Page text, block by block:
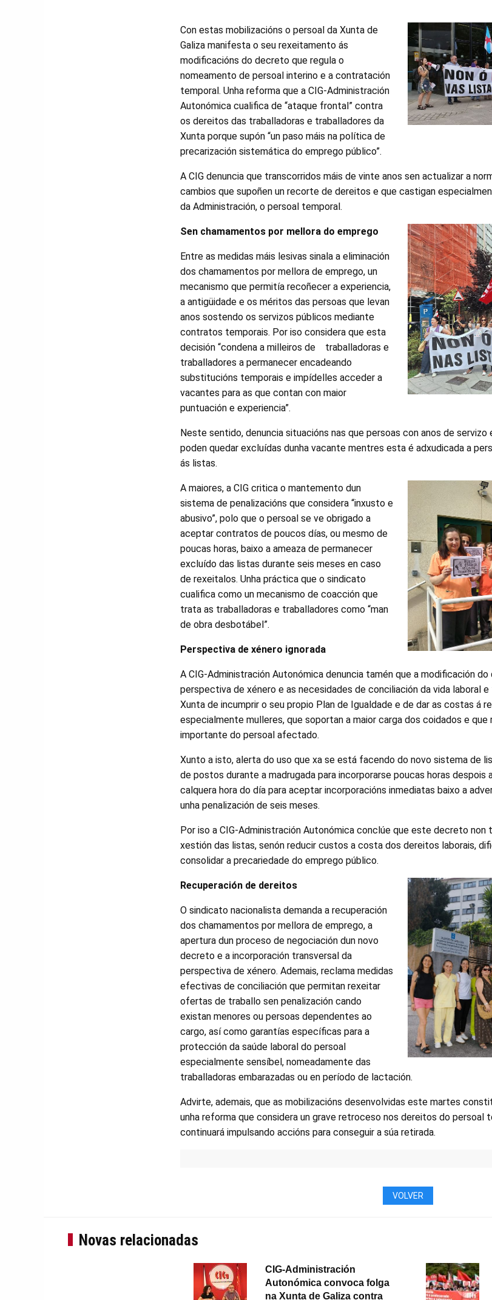
Con estas mobilizacións o persoal da Xunta de
Galiza manifesta o seu rexeitamento ás
modificacións do decreto que regula o
nomeamento de persoal interino e a contratación
temporal. Unha reforma que a CIG-Administración
Autonómica cualifica de “ataque frontal” contra
os dereitos das traballadoras e traballadores da
Xunta porque supón “un paso máis na política de
precarización sistemática do emprego público”.
A CIG denuncia que transcorridos máis de vinte anos sen actualizar a
cambios que supoñen un recorte de dereitos e que castigan
da Administración, o persoal temporal.
Sen chamamentos por mellora do emprego
Entre as medidas máis lesivas sinala a eliminación
dos chamamentos por mellora de emprego, un
mecanismo que permitía recoñecer a experiencia,
a antigüidade e os méritos das persoas que levan
anos sostendo os servizos públicos mediante
contratos temporais. Por iso considera que esta
decisión “condena a milleiros de traballadoras e
traballadores a permanecer encadeando
substitucións temporais e impídelles acceder a
vacantes para as que contan con maior
puntuación e experiencia”.
Neste sentido, denuncia situacións nas que persoas con anos de
poden quedar excluídas dunha vacante mentres esta é adxudicada a
ás listas.
A maiores, a CIG critica o mantemento dun
sistema de penalizacións que considera “inxusto e
abusivo”, polo que o persoal se ve obrigado a
aceptar contratos de poucos días, ou mesmo de
poucas horas, baixo a ameaza de permanecer
excluído das listas durante seis meses en caso
de rexeitalos. Unha práctica que o sindicato
cualifica como un mecanismo de coacción que
trata as traballadoras e traballadores como “man
de obra desbotábel”.
Perspectiva de xénero ignorada
A CIG-Administración Autonómica denuncia tamén que a modificación
perspectiva de xénero e as necesidades de conciliación da vida laboral
Xunta de incumprir o seu propio Plan de Igualdade e de dar as costas á
especialmente mulleres, que soportan a maior carga dos coidados e que
importante do persoal afectado.
Xunto a isto, alerta do uso que xa se está facendo do novo sistema de
de postos durante a madrugada para incorporarse poucas horas despois
calquera hora do día para aceptar incorporacións inmediatas baixo a
unha penalización de seis meses.
Por iso a CIG-Administración Autonómica conclúe que este decreto
xestión das listas, senón reducir custos a costa dos dereitos laborais,
consolidar a precariedade do emprego público.
Recuperación de dereitos
O sindicato nacionalista demanda a recuperación
dos chamamentos por mellora de emprego, a
apertura dun proceso de negociación dun novo
decreto e a incorporación transversal da
perspectiva de xénero. Ademais, reclama medidas
efectivas de conciliación que permitan rexeitar
ofertas de traballo sen penalización cando
existan menores ou persoas dependentes ao
cargo, así como garantías específicas para a
protección da saúde laboral do persoal
especialmente sensíbel, nomeadamente das
traballadoras embarazadas ou en período de lactación.
Advirte, ademais, que as mobilizacións desenvolvidas este martes
unha reforma que considera un grave retroceso nos dereitos do persoal
continuará impulsando accións para conseguir a súa retirada.
VOLVER
Novas relacionadas
CIG-Administración
Autonómica convoca folga
na Xunta de Galiza contra